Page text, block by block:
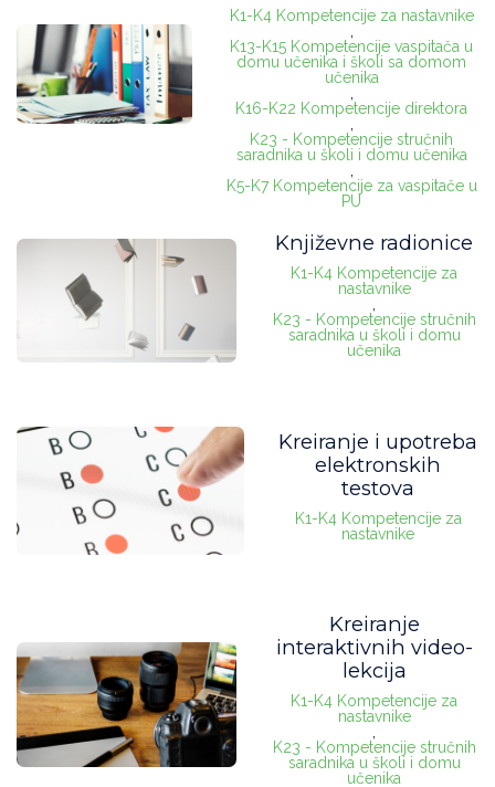
K1-K4 Kompetencije za nastavnike
,
K13-K15 Kompetencije vaspitača u
domu učenika i školi sa domom
učenika
,
K16-K22 Kompetencije direktora
,
K23 - Kompetencije stručnih
saradnika u školi i domu učenika
,
K5-K7 Kompetencije za vaspitače u
PU
Književne radionice
K1-K4 Kompetencije za
nastavnike
,
K23 - Kompetencije stručnih
saradnika u školi i domu
učenika
Kreiranje i upotreba
elektronskih
testova
K1-K4 Kompetencije za
nastavnike
Kreiranje
interaktivnih video-
lekcija
K1-K4 Kompetencije za
nastavnike
K23 - Kompetencije stručnih
saradnika u školi i domu
učenika